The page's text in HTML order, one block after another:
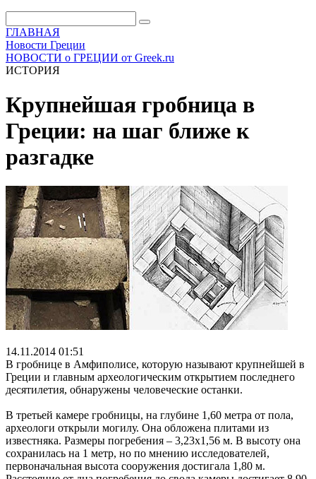
ГЛАВНАЯ
Новости Греции
НОВОСТИ о ГРЕЦИИ от Greek.ru
ИСТОРИЯ
Крупнейшая гробница в
Греции: на шаг ближе к
разгадке
14.11.2014 01:51
В гробнице в Амфиполисе, которую называют крупнейшей в
Греции и главным археологическим открытием последнего
десятилетия, обнаружены человеческие останки.
В третьей камере гробницы, на глубине 1,60 метра от пола,
археологи открыли могилу. Она обложена плитами из
известняка. Размеры погребения – 3,23х1,56 м. В высоту она
сохранилась на 1 метр, но по мнению исследователей,
первоначальная высота сооружения достигала 1,80 м.